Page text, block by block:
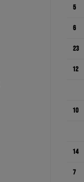
5
6
23
12
10
14
7